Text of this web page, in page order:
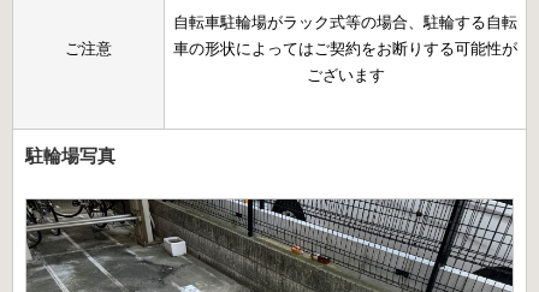
ご注意
自転車駐輪場がラック式等の場合、駐輪する自転
車の形状によってはご契約をお断りする可能性が
ございます
駐輪場写真